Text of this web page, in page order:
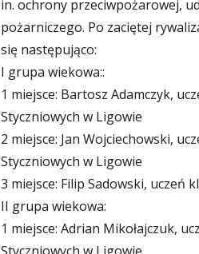
in. ochrony przeciwpożarowej,
pożarniczego. Po zaciętej
się następująco:
I grupa wiekowa::
1 miejsce: Bartosz Adamczyk,
Styczniowych w Ligowie
2 miejsce: Jan Wojciechowski,
Styczniowych w Ligowie
3 miejsce: Filip Sadowski, uczeń
II grupa wiekowa:
1 miejsce: Adrian Mikołajczuk,